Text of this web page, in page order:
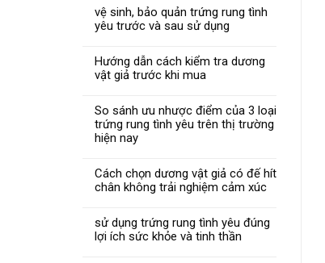
vệ sinh, bảo quản trứng rung tình
yêu trước và sau sử dụng
Hướng dẫn cách kiểm tra dương
vật giả trước khi mua
So sánh ưu nhược điểm của 3 loại
trứng rung tình yêu trên thị trường
hiện nay
Cách chọn dương vật giả có đế hít
chân không trải nghiệm cảm xúc
sử dụng trứng rung tình yêu đúng
lợi ích sức khỏe và tinh thần